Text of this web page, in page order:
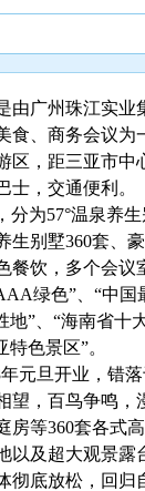
由广州珠江实业
食、商务会议为
区，距三亚市中
士，交通便利。
为57°温泉养生
生别墅360套、
餐饮，多个会议
绿色”、“中国
地”、“海南省十
色景区”。
元旦开业，错落
望，百鸟争鸣，
房等360套各式
以及超大观景露
彻底放松，回归